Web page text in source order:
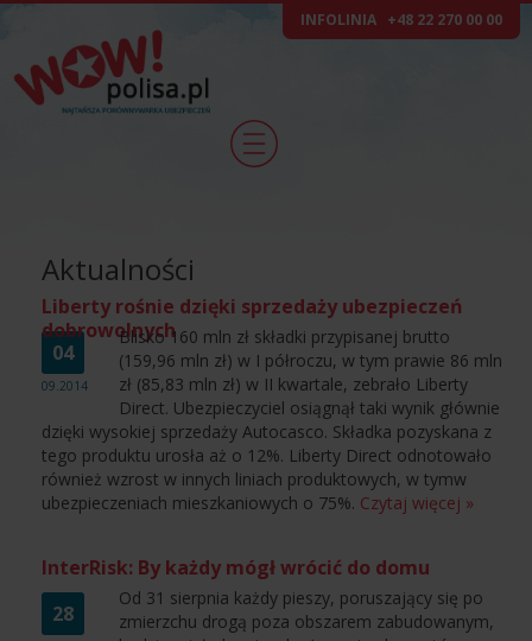
INFOLINIA +48 22 270 00 00
Aktualności
Liberty rośnie dzięki sprzedaży ubezpieczeń
dobrowolnych
04
09.2014
Blisko 160 mln zł składki przypisanej brutto
(159,96 mln zł) w I półroczu, w tym prawie 86 mln
zł (85,83 mln zł) w II kwartale, zebrało Liberty
Direct. Ubezpieczyciel osiągnął taki wynik głównie
dzięki wysokiej sprzedaży Autocasco. Składka pozyskana z
tego produktu urosła aż o 12%. Liberty Direct odnotowało
również wzrost w innych liniach produktowych, w tymw
ubezpieczeniach mieszkaniowych o 75%. Czytaj więcej »
InterRisk: By każdy mógł wrócić do domu
28
Od 31 sierpnia każdy pieszy, poruszający się po
zmierzchu drogą poza obszarem zabudowanym,